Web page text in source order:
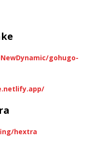
gohugo-
hextra